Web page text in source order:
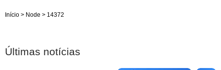
Início > Node > 14372
Últimas notícias